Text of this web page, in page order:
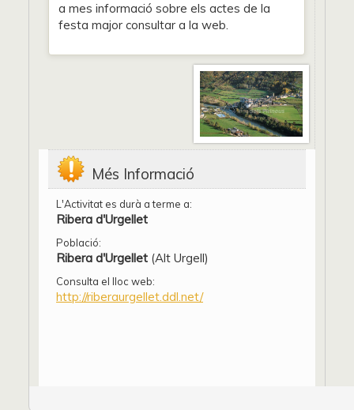
a mes informació sobre els actes de la
festa major consultar a la web.
Més Informació
L'Activitat es durà a terme a:
Ribera d'Urgellet
Població:
Ribera d'Urgellet (Alt Urgell)
Consulta el lloc web:
http://riberaurgellet.ddl.net/